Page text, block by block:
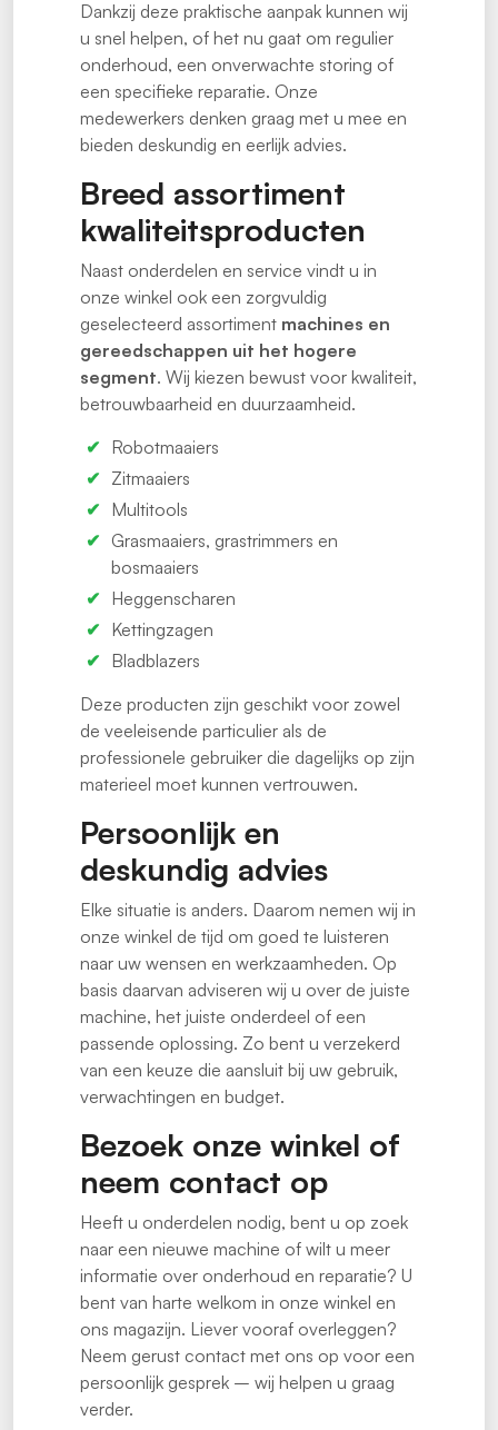
Dankzij deze praktische aanpak kunnen wij
u snel helpen, of het nu gaat om regulier
onderhoud, een onverwachte storing of
een specifieke reparatie. Onze
medewerkers denken graag met u mee en
bieden deskundig en eerlijk advies.
Breed assortiment
kwaliteitsproducten
Naast onderdelen en service vindt u in
onze winkel ook een zorgvuldig
geselecteerd assortiment machines en
gereedschappen uit het hogere
segment. Wij kiezen bewust voor kwaliteit,
betrouwbaarheid en duurzaamheid.
Robotmaaiers
Zitmaaiers
Multitools
Grasmaaiers, grastrimmers en
bosmaaiers
Heggenscharen
Kettingzagen
Bladblazers
Deze producten zijn geschikt voor zowel
de veeleisende particulier als de
professionele gebruiker die dagelijks op zijn
materieel moet kunnen vertrouwen.
Persoonlijk en
deskundig advies
Elke situatie is anders. Daarom nemen wij in
onze winkel de tijd om goed te luisteren
naar uw wensen en werkzaamheden. Op
basis daarvan adviseren wij u over de juiste
machine, het juiste onderdeel of een
passende oplossing. Zo bent u verzekerd
van een keuze die aansluit bij uw gebruik,
verwachtingen en budget.
Bezoek onze winkel of
neem contact op
Heeft u onderdelen nodig, bent u op zoek
naar een nieuwe machine of wilt u meer
informatie over onderhoud en reparatie? U
bent van harte welkom in onze winkel en
ons magazijn. Liever vooraf overleggen?
Neem gerust contact met ons op voor een
persoonlijk gesprek – wij helpen u graag
verder.